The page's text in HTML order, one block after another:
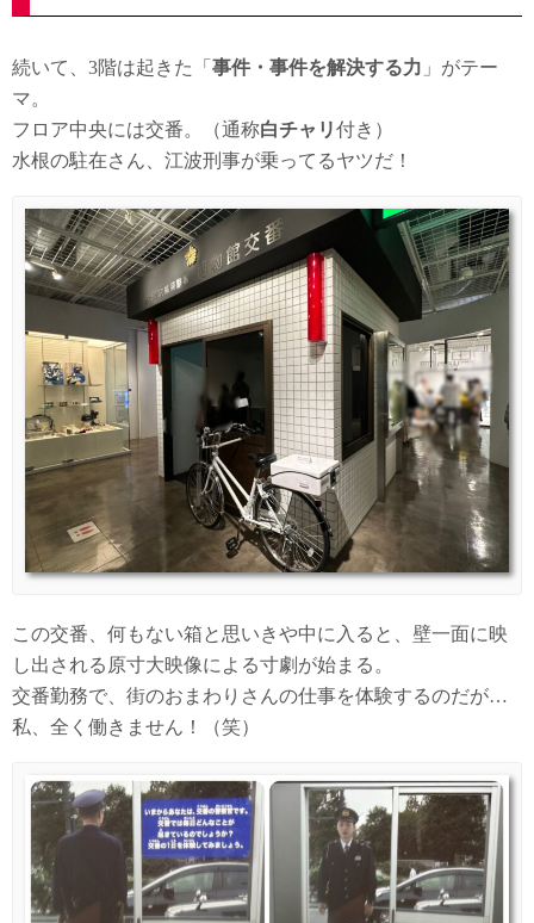
続いて、3階は起きた「 事件・事件を解決する力 」がテー
マ。
フロア中央には交番。（通称白チャリ付き）
水根の駐在さん、江波刑事が乗ってるヤツだ！
この交番、何もない箱と思いきや中に入ると、壁一面に映
し出される原寸大映像による寸劇が始まる。
交番勤務で、街のおまわりさんの仕事を体験するのだが…
私、全く働きません！（笑）